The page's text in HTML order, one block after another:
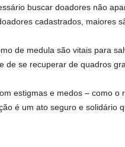
buscar doadores não
cadastrados, maiores
de medula são vitais para
de se recuperar de quadros
estigmas e medos – como
é um ato seguro e